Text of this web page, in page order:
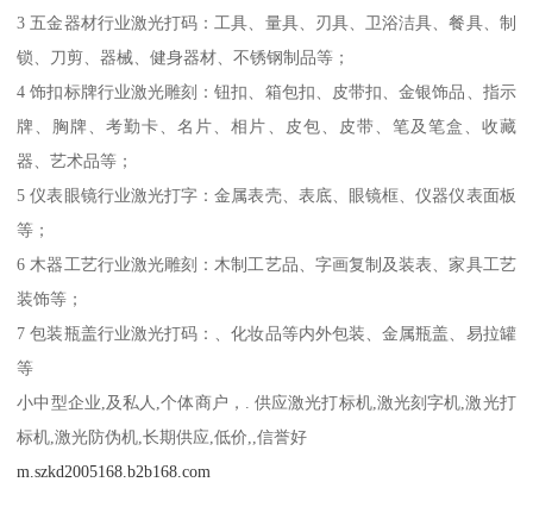
3 五金器材行业激光打码：工具、量具、刃具、卫浴洁具、餐具、制
锁、刀剪、器械、健身器材、不锈钢制品等；
4 饰扣标牌行业激光雕刻：钮扣、箱包扣、皮带扣、金银饰品、指示
牌、胸牌、考勤卡、名片、相片、皮包、皮带、笔及笔盒、收藏
器、艺术品等；
5 仪表眼镜行业激光打字：金属表壳、表底、眼镜框、仪器仪表面板
等；
6 木器工艺行业激光雕刻：木制工艺品、字画复制及装表、家具工艺
装饰等；
7 包装瓶盖行业激光打码：、化妆品等内外包装、金属瓶盖、易拉罐
等
小中型企业,及私人,个体商户，. 供应激光打标机,激光刻字机,激光打
标机,激光防伪机,长期供应,低价,,信誉好
m.szkd2005168.b2b168.com